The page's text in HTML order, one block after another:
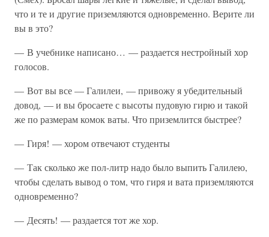
что и те и другие приземляются одновременно. Верите ли
вы в это?
— В учебнике написано… — раздается нестройный хор
голосов.
— Вот вы все — Галилеи, — привожу я убедительный
довод, — и вы бросаете с высоты пудовую гирю и такой
же по размерам комок ваты. Что приземлится быстрее?
— Гиря! — хором отвечают студенты
— Так сколько же пол-литр надо было выпить Галилею,
чтобы сделать вывод о том, что гиря и вата приземляются
одновременно?
— Десять! — раздается тот же хор.